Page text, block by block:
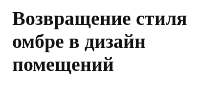
Возвращение стиля
омбре в дизайн
помещений